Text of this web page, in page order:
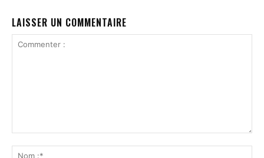
LAISSER UN COMMENTAIRE